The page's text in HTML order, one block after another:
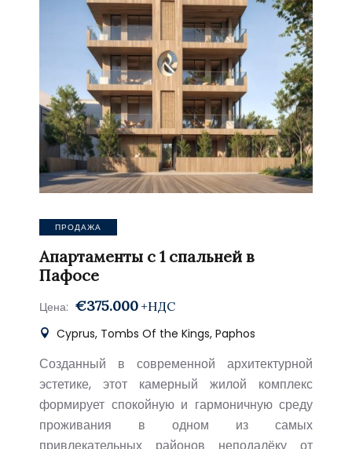
ПРОДАЖА
Апартаменты с 1 спальней в
Пафосе
Цена: €375.000 +НДС
Cyprus, Tombs Of the Kings, Paphos
Созданный в современной архитектурной
эстетике, этот камерный жилой комплекс
формирует спокойную и гармоничную среду
проживания в одном из самых